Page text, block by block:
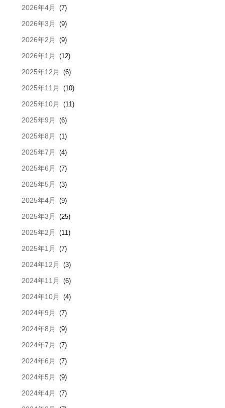
2026年4月 (7)
2026年3月 (9)
2026年2月 (9)
2026年1月 (12)
2025年12月 (6)
2025年11月 (10)
2025年10月 (11)
2025年9月 (6)
2025年8月 (1)
2025年7月 (4)
2025年6月 (7)
2025年5月 (3)
2025年4月 (9)
2025年3月 (25)
2025年2月 (11)
2025年1月 (7)
2024年12月 (3)
2024年11月 (6)
2024年10月 (4)
2024年9月 (7)
2024年8月 (9)
2024年7月 (7)
2024年6月 (7)
2024年5月 (9)
2024年4月 (7)